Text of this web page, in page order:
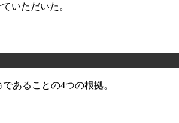
いただいた。
あることの4つの根拠。